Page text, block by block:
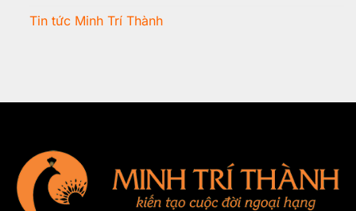
Tin tức Minh Trí Thành